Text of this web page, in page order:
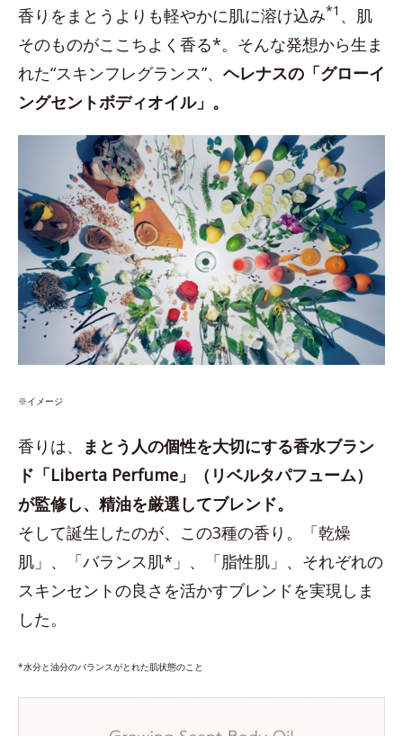
香りをまとうよりも軽やかに肌に溶け込み*1 、肌
そのものがここちよく香る*。そんな発想から生ま
れた“スキンフレグランス”、 ヘレナスの「グローイ
ングセントボディオイル」。
※イメージ
香りは、
まとう人の個性を大切にする香水ブラン
ド「Liberta Perfume」（リベルタパフューム）
が監修し、精油を厳選してブレンド。
そして誕生したのが、この3種の香り。「乾燥
肌」、「バランス肌*」、「脂性肌」、それぞれの
スキンセントの良さを活かすブレンドを実現しま
した。
*水分と油分のバランスがとれた肌状態のこと